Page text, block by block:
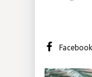
Facebook